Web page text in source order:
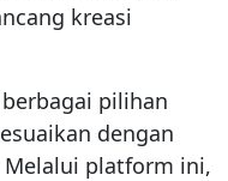
kreasi
pilihan
dengan
Melalui platform ini,